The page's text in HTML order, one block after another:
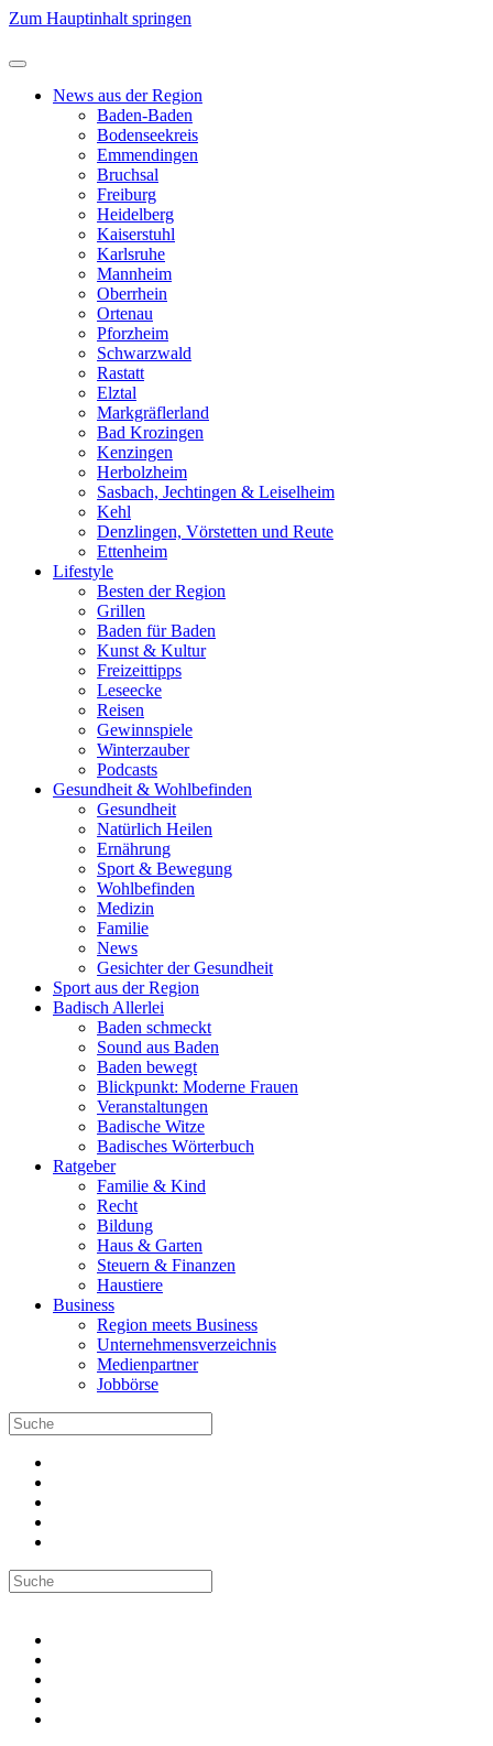
Zum Hauptinhalt springen
News aus der Region
Baden-Baden
Bodenseekreis
Emmendingen
Bruchsal
Freiburg
Heidelberg
Kaiserstuhl
Karlsruhe
Mannheim
Oberrhein
Ortenau
Pforzheim
Schwarzwald
Rastatt
Elztal
Markgräflerland
Bad Krozingen
Kenzingen
Herbolzheim
Sasbach, Jechtingen & Leiselheim
Kehl
Denzlingen, Vörstetten und Reute
Ettenheim
Lifestyle
Besten der Region
Grillen
Baden für Baden
Kunst & Kultur
Freizeittipps
Leseecke
Reisen
Gewinnspiele
Winterzauber
Podcasts
Gesundheit & Wohlbefinden
Gesundheit
Natürlich Heilen
Ernährung
Sport & Bewegung
Wohlbefinden
Medizin
Familie
News
Gesichter der Gesundheit
Sport aus der Region
Badisch Allerlei
Baden schmeckt
Sound aus Baden
Baden bewegt
Blickpunkt: Moderne Frauen
Veranstaltungen
Badische Witze
Badisches Wörterbuch
Ratgeber
Familie & Kind
Recht
Bildung
Haus & Garten
Steuern & Finanzen
Haustiere
Business
Region meets Business
Unternehmensverzeichnis
Medienpartner
Jobbörse